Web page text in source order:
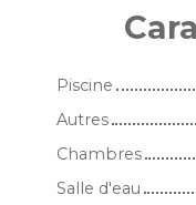
Piscine
Autres
Chambres
Salle d'eau